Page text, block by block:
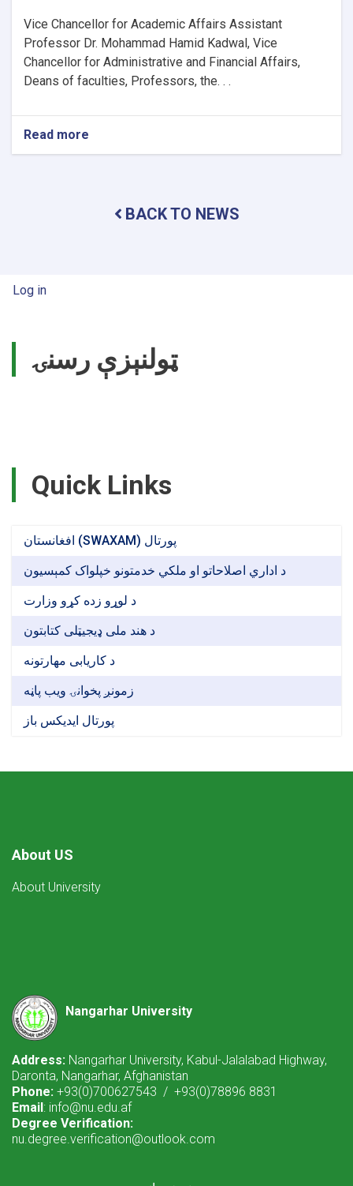
Vice Chancellor for Academic Affairs Assistant
Professor Dr. Mohammad Hamid Kadwal, Vice
Chancellor for Administrative and Financial Affairs,
Deans of faculties, Professors, the. . .
Read more
ProfessorBACK TO NEWS
User account menu
Log in
ټولنېزې رسنۍ
Quick Links
افغانستان (SWAXAM) پورتال
د اداري اصلاحاتو او ملکي خدمتونو خپلواک کمېسیون
د لوړو زده کړو وزارت
د هند ملی ډیجیټلی کتابتون
د کاریابی مهارتونه
زمونږ پخوانۍ ویب پاڼه
پورتال ایدیکس باز
About US
About University
Nangarhar University
Address: Nangarhar University, Kabul-Jalalabad Highway,
Daronta, Nangarhar, Afghanistan
Phone: +93(0)700627543 / +93(0)78896 8831
Email: info@nu.edu.af
Degree Verification:
nu.degree.verification@outlook.com